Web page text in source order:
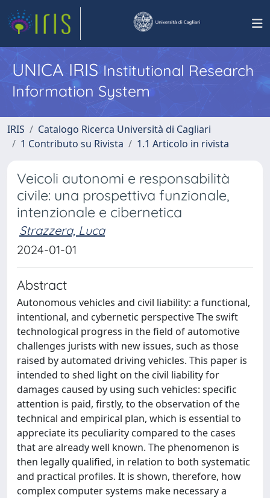
UNICA IRISInstitutional Research
Information System
IRIS
Catalogo Ricerca Università di Cagliari
1 Contributo su Rivista
1.1 Articolo in rivista
Veicoli autonomi e responsabilità
civile: una prospettiva funzionale,
intenzionale e cibernetica
Strazzera, Luca
2024-01-01
Abstract
Autonomous vehicles and civil liability: a functional,
intentional, and cybernetic perspective The swift
technological progress in the field of automotive
challenges jurists with new issues, such as those
raised by automated driving vehicles. This paper is
intended to shed light on the civil liability for
damages caused by using such vehicles: specific
attention is paid, firstly, to the observation of the
technical and empirical plan, which is essential to
appreciate its peculiarity compared to the cases
that are already well known. The phenomenon is
then legally qualified, in relation to both systematic
and practical profiles. It is shown, therefore, how
complex computer systems make necessary a